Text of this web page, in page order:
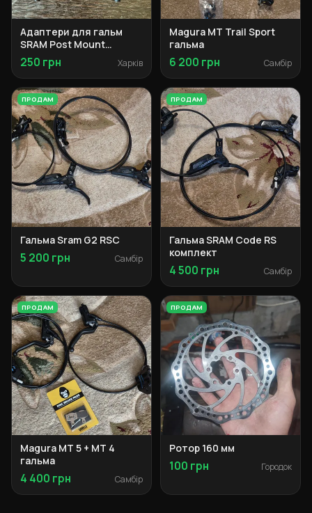
Адаптери для гальм
SRAM Post Mount
Bracket +20 мм
250 грн Харків
Magura MT Trail Sport
гальма
6 200 грн Самбір
ПРОДАМ
Гальма Sram G2 RSC
5 200 грн Самбір
ПРОДАМ
Гальма SRAM Code RS
комплект
4 500 грн Самбір
ПРОДАМ
Magura MT 5 + MT 4
гальма
4 400 грн Самбір
ПРОДАМ
Ротор 160 мм
100 грн Городок